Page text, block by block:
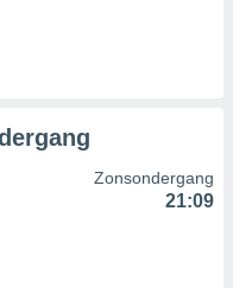
Zonsondergang
21:09